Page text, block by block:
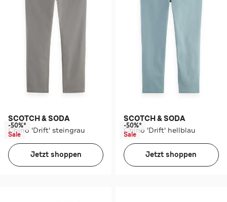
SCOTCH & SODA
Chino 'Drift' steingrau
-50%*
Sale
Jetzt shoppen
SCOTCH & SODA
Chino 'Drift' hellblau
-50%*
Sale
Jetzt shoppen